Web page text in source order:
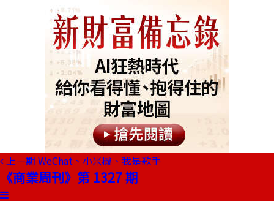
上一期 WeChat、小米機、我是歌手
《商業周刊》第 1327 期